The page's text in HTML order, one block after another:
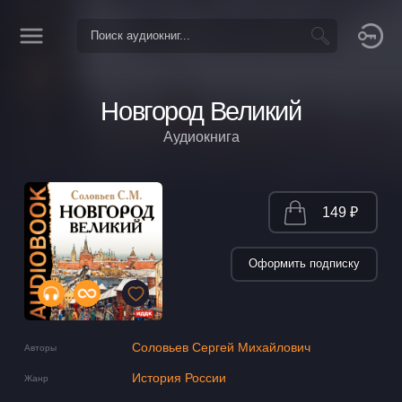
Новгород Великий
Аудиокнига
Авторы Соловьев Сергей Михайлович
Жанр История России
149 ₽
Оформить подписку